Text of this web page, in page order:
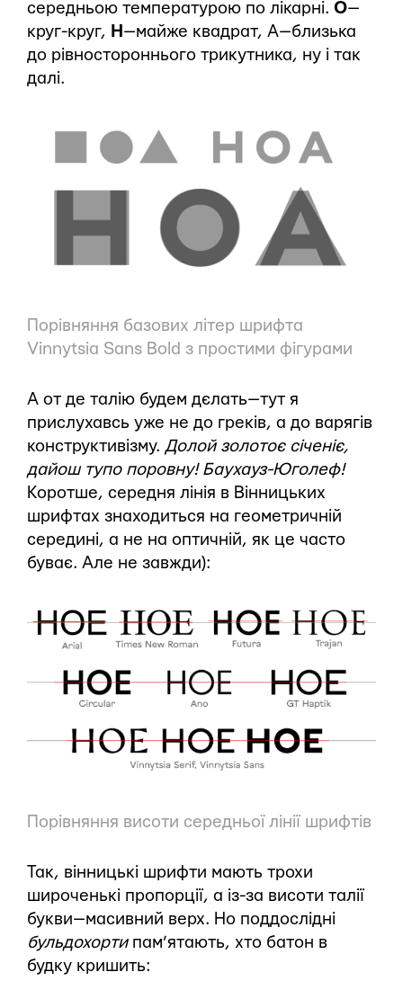
середньою температурою по лікарні. О—
круг-круг, H — майже квадрат, А — близька
до рівностороннього трикутника, ну і так
далі.
Порівняння базових літер шрифта
Vinnytsia Sans Bold з простими фігурами
А от де талію будем дєлать — тут я
прислухавсь уже не до греків, а до варягів
конструктивізму. Долой золотоє січеніє,
дайош тупо поровну! Баухауз-Юголеф!
Коротше, середня лінія в Вінницьких
шрифтах знаходиться на геометричній
середині, а не на оптичній, як це часто
буває. Але не завжди):
Порівняння висоти середньої лінії шрифтів
Так, вінницькі шрифти мають трохи
широченькі пропорції, а із-за висоти талії
букви — масивний верх. Но поддослідні
бульдохортипам’ятають, хто батон в
будку кришить: